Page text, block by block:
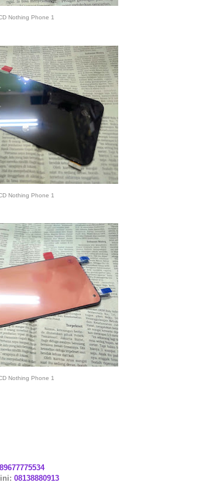
Nothing Phone 1
Nothing Phone 1
Nothing Phone 1
08138880913